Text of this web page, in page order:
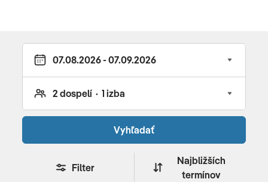
17:00) • večera vo forme bufetu (18:30-21:30, 3x
týždenne tématická) • neskorá večera vo forme bufetu
(21:30-05:00)
Vybavenie a služby hotela
recepcia • Wi-Fi • wellness centrum • kaderníctvo •
obchody • konferenčné priestory • denné a večerné
Vyhľadať
Filter
Najbližších
termínov